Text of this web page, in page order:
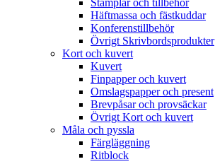
Stämplar och tillbehör
Häftmassa och fästkuddar
Konferenstillbehör
Övrigt Skrivbordsprodukter
Kort och kuvert
Kuvert
Finpapper och kuvert
Omslagspapper och present
Brevpåsar och provsäckar
Övrigt Kort och kuvert
Måla och pyssla
Färgläggning
Ritblock